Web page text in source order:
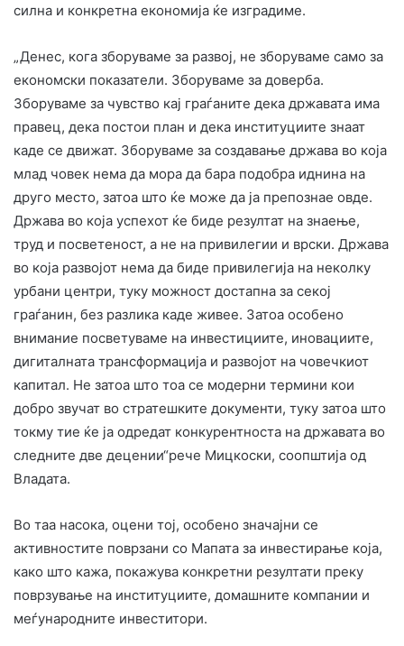
силна и конкретна економија ќе изградиме.
„Денес, кога зборуваме за развој, не зборуваме само за
економски показатели. Зборуваме за доверба.
Зборуваме за чувство кај граѓаните дека државата има
правец, дека постои план и дека институциите знаат
каде се движат. Зборуваме за создавање држава во која
млад човек нема да мора да бара подобра иднина на
друго место, затоа што ќе може да ја препознае овде.
Држава во која успехот ќе биде резултат на знаење,
труд и посветеност, а не на привилегии и врски. Држава
во која развојот нема да биде привилегија на неколку
урбани центри, туку можност достапна за секој
граѓанин, без разлика каде живее. Затоа особено
внимание посветуваме на инвестициите, иновациите,
дигиталната трансформација и развојот на човечкиот
капитал. Не затоа што тоа се модерни термини кои
добро звучат во стратешките документи, туку затоа што
токму тие ќе ја одредат конкурентноста на државата во
следните две децении“рече Мицкоски, соопштија од
Владата.
Во таа насока, оцени тој, особено значајни се
активностите поврзани со Мапата за инвестирање која,
како што кажа, покажува конкретни резултати преку
поврзување на институциите, домашните компании и
меѓународните инвеститори.